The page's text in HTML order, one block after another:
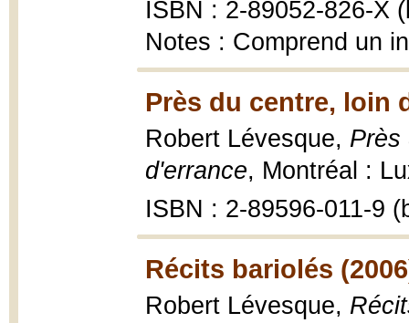
ISBN : 2-89052-826-X
Notes : Comprend un
Près du centre, loin
Robert Lévesque, Près
d'errance, Montréal :
ISBN : 2-89596-011-9
Récits bariolés
Robert Lévesque,